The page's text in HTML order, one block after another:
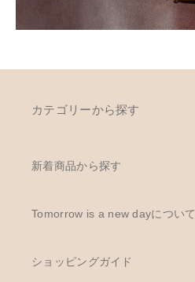
カテゴリーから探す
新着商品から探す
Tomorrow is a new dayについて
ショッピングガイド